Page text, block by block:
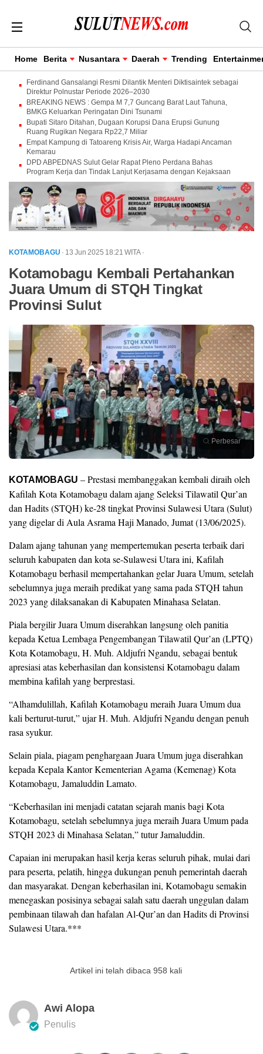
Home Berita Nusantara Daerah Trending
Ferdinand Gansalangi Resmi Dilantik Menteri Diktisaintek sebagai
Direktur Polnustar Periode 2026–2030
BREAKING NEWS : Gempa M 7,7 Guncang Barat Laut Tahuna,
BMKG Keluarkan Peringatan Dini Tsunami
Bupati Sitaro Ditahan, Dugaan Korupsi Dana Erupsi Gunung
Ruang Rugikan Negara Rp22,7 Miliar
Empat Kampung di Tatoareng Krisis Air, Warga Hadapi Ancaman
Kemarau
DPD ABPEDNAS Sulut Gelar Rapat Pleno Perdana Bahas
Program Kerja dan Tindak Lanjut Kerjasama dengan Kejaksaan
KOTAMOBAGU · 13 Jun 2025 18:21 WITA ·
Kotamobagu Kembali Pertahankan
Juara Umum di STQH Tingkat
Provinsi Sulut
Perbesar
KOTAMOBAGU – Prestasi membanggakan kembali diraih oleh
Kafilah Kota Kotamobagu dalam ajang Seleksi Tilawatil Qur’an
dan Hadits (STQH) ke-28 tingkat Provinsi Sulawesi Utara (Sulut)
yang digelar di Aula Asrama Haji Manado, Jumat (13/06/2025).
Dalam ajang tahunan yang mempertemukan peserta terbaik dari
seluruh kabupaten dan kota se-Sulawesi Utara ini, Kafilah
Kotamobagu berhasil mempertahankan gelar Juara Umum, setelah
sebelumnya juga meraih predikat yang sama pada STQH tahun
2023 yang dilaksanakan di Kabupaten Minahasa Selatan.
Piala bergilir Juara Umum diserahkan langsung oleh panitia
kepada Ketua Lembaga Pengembangan Tilawatil Qur’an (LPTQ)
Kota Kotamobagu, H. Muh. Aldjufri Ngandu, sebagai bentuk
apresiasi atas keberhasilan dan konsistensi Kotamobagu dalam
membina kafilah yang berprestasi.
“Alhamdulillah, Kafilah Kotamobagu meraih Juara Umum dua
kali berturut-turut,” ujar H. Muh. Aldjufri Ngandu dengan penuh
rasa syukur.
Selain piala, piagam penghargaan Juara Umum juga diserahkan
kepada Kepala Kantor Kementerian Agama (Kemenag) Kota
Kotamobagu, Jamaluddin Lamato.
“Keberhasilan ini menjadi catatan sejarah manis bagi Kota
Kotamobagu, setelah sebelumnya juga meraih Juara Umum pada
STQH 2023 di Minahasa Selatan,” tutur Jamaluddin.
Capaian ini merupakan hasil kerja keras seluruh pihak, mulai dari
para peserta, pelatih, hingga dukungan penuh pemerintah daerah
dan masyarakat. Dengan keberhasilan ini, Kotamobagu semakin
menegaskan posisinya sebagai salah satu daerah unggulan dalam
pembinaan tilawah dan hafalan Al-Qur’an dan Hadits di Provinsi
Sulawesi Utara.***
Artikel ini telah dibaca 958 kali
Awi Alopa
Penulis